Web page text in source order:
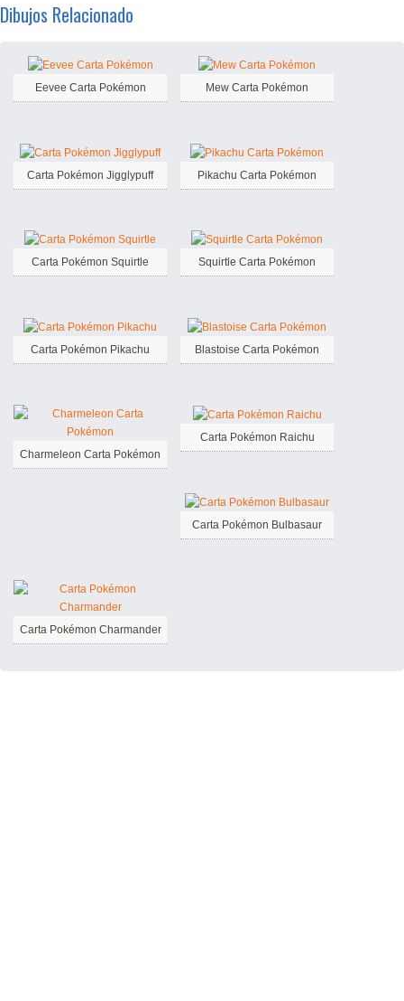
Dibujos Relacionado
Eevee Carta Pokémon Mew Carta Pokémon
Carta Pokémon Jigglypuff Pikachu Carta Pokémon
Carta Pokémon Squirtle Squirtle Carta Pokémon
Carta Pokémon Pikachu Blastoise Carta Pokémon
Charmeleon Carta Pokémon
Carta Pokémon Raichu
Carta Pokémon Bulbasaur
Carta Pokémon Charmander